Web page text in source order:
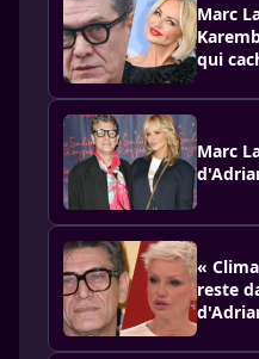
Marc
qui
Marc
«
reste